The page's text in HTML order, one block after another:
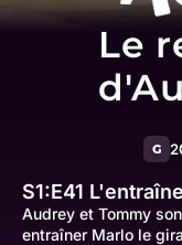
Le
G
S1:E41
Audrey et Tommy
entraîner Marlo le